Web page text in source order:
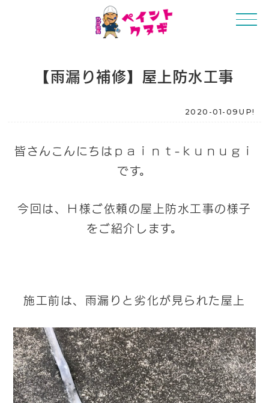
【雨漏り補修】屋上防水工事
2020-01-09UP!
皆さんこんにちはｐａｉｎｔ-ｋｕｎｕｇｉ
です。
今回は、Ｈ様ご依頼の屋上防水工事の様子
をご紹介します。
施工前は、雨漏りと劣化が見られた屋上